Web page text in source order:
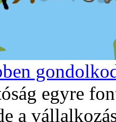
egyre
a